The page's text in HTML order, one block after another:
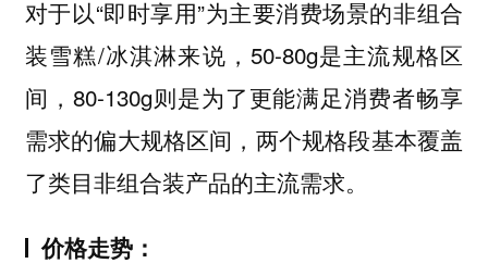
对于以“即时享用”为主要消费场景的非组合
装雪糕/冰淇淋来说，50-80g是主流规格区
间，80-130g则是为了更能满足消费者畅享
需求的偏大规格区间，两个规格段基本覆盖
了类目非组合装产品的主流需求。
价格走势：